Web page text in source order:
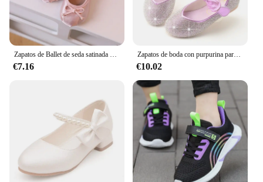
Zapatos de Ballet de seda satinada de lujo para niñas pequeñas, zapatos planos de bailarina con banda elástica y pajarita de punta redonda, mocasines suaves de diseño de marca
€7.16
Zapatos de boda con purpurina para niñas, sandalias de princesa para niños, zapatos de fiesta de moda con perlas, nueva marca
€10.02